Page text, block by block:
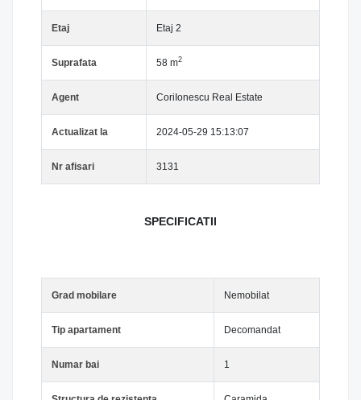
Etaj Etaj 2
Suprafata 58 m2
Agent CoriIonescu Real Estate
Actualizat la 2024-05-29 15:13:07
Nr afisari 3131
SPECIFICATII
Grad mobilare Nemobilat
Tip apartament Decomandat
Numar bai 1